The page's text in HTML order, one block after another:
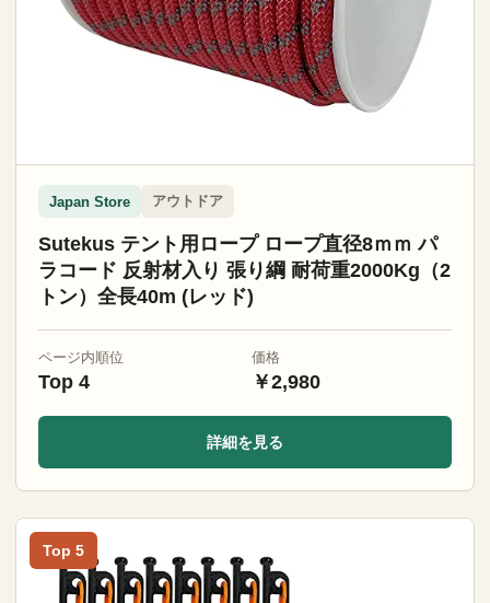
Japan Store アウトドア
Sutekus テント用ロープ ロープ直径8ｍｍ パ
ラコード 反射材入り 張り綱 耐荷重2000Kg（2
トン）全長40m (レッド)
ページ内順位
Top 4
価格
￥2,980
詳細を見る
Top 5